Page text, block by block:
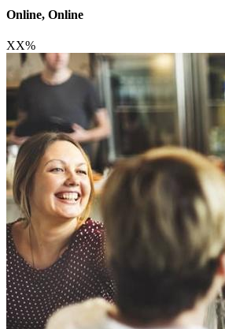
Online, Online
XX%